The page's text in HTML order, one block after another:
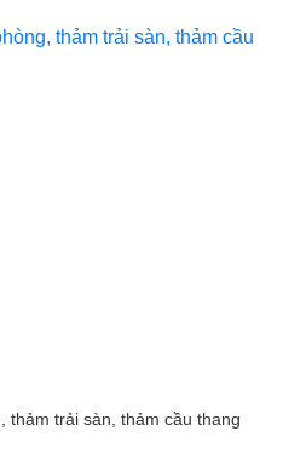
thảm trải sàn, thảm cầu thang